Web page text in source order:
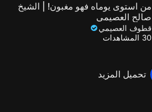
من استوى يوماه فهو مغبون! | الشيخ
صالح العصيمي
قطوف العصيمي
30 المشاهدات
تحميل المزيد